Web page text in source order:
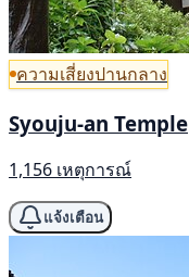
ความเสี่ยงปานกลาง
Syouju-an Temple
1,156 เหตุการณ์
แจ้งเตือน